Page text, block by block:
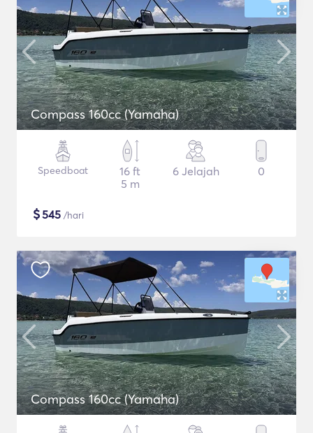
Compass 160cc (Yamaha)
Speedboat
16 ft
5 m
6 Jelajah 0
$545 /hari
Compass 160cc (Yamaha)